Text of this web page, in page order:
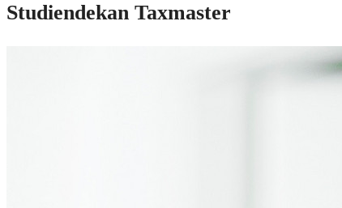
Studiendekan Taxmaster